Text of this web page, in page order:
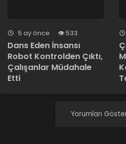
5 ay önce 533
Dans Eden İnsansı
Robot Kontrolden Çıktı,
Çalışanlar Müdahale
Etti
Yorumları